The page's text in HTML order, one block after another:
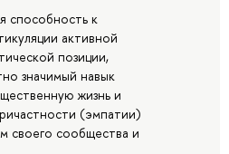
способность к
активной
позиции,
значимый навык
жизнь и
(эмпатии)
своего сообщества и